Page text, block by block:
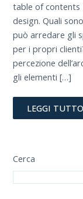
table of contents
design. Quali
può arredare gli
per i propri
percezione
gli elementi […]
LEGGI
Cerca